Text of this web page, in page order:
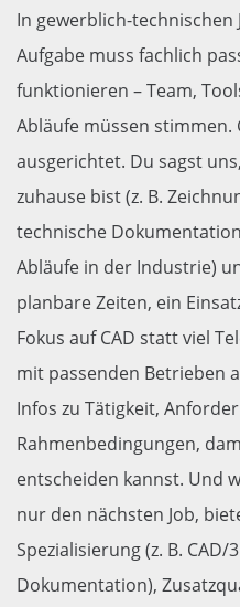
In gewerblich-technischen
Aufgabe muss fachlich
funktionieren – Team,
Abläufe müssen stimmen.
ausgerichtet. Du sagst
zuhause bist (z. B.
technische
Abläufe in der Industrie)
planbare Zeiten, ein
Fokus auf CAD statt viel
mit passenden Betrieben
Infos zu Tätigkeit,
Rahmenbedingungen,
entscheiden kannst. Und
nur den nächsten Job,
Spezialisierung (z. B. CAD/
Dokumentation),